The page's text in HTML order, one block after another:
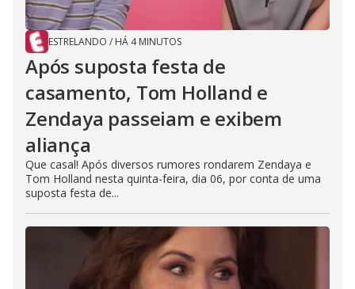
ESTRELANDO / HÁ 4 MINUTOS
Após suposta festa de
casamento, Tom Holland e
Zendaya passeiam e exibem
aliança
Que casal! Após diversos rumores rondarem Zendaya e
Tom Holland nesta quinta-feira, dia 06, por conta de uma
suposta festa de...